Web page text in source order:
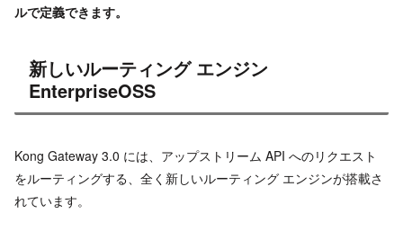
ルで定義できます。
新しいルーティング エンジン
EnterpriseOSS
Kong Gateway 3.0 には、アップストリーム API へのリクエスト
をルーティングする、全く新しいルーティング エンジンが搭載さ
れています。